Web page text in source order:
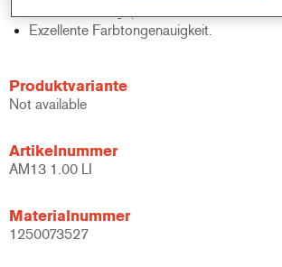
Exzellente Farbtongenauigkeit.
Produktvariante
Not available
Artikelnummer
AM13 1.00 LI
Materialnummer
1250073527